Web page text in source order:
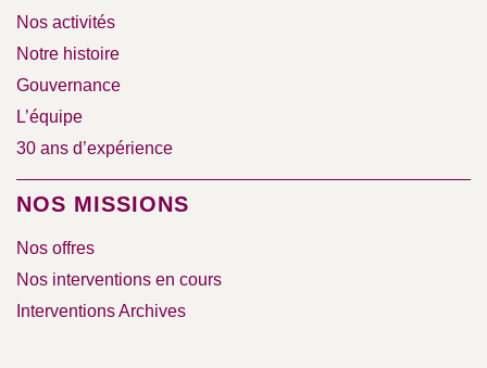
Nos activités
Notre histoire
Gouvernance
L’équipe
30 ans d’expérience
NOS MISSIONS
Nos offres
Nos interventions en cours
Interventions Archives